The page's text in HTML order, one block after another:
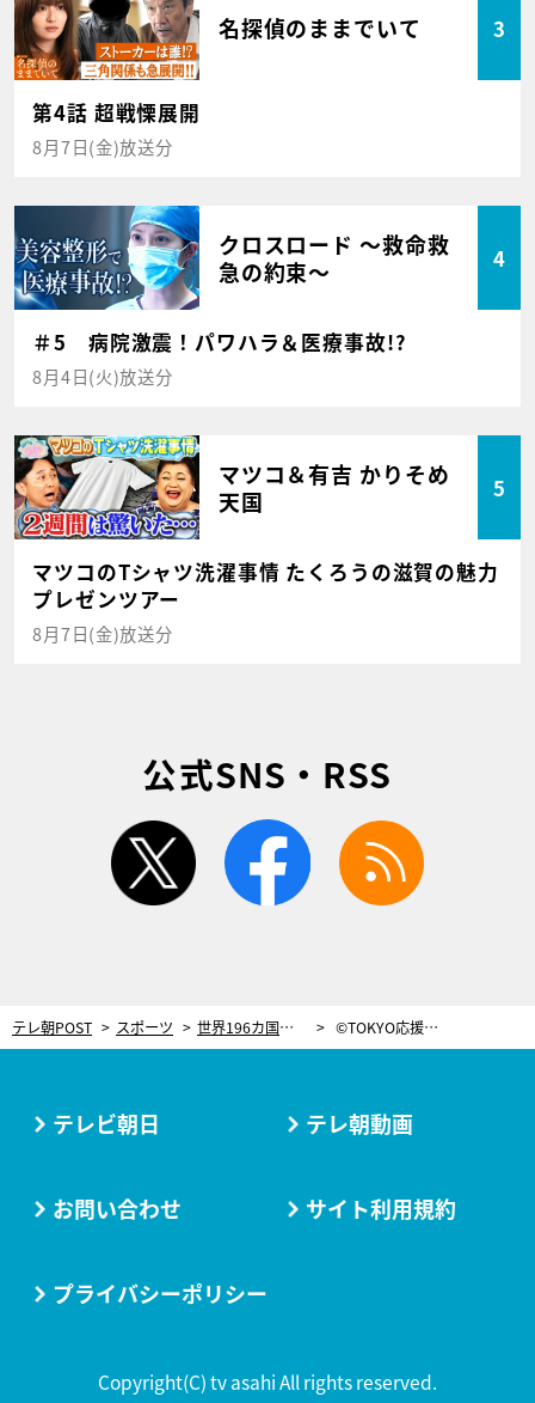
名探偵のままでいて 3
第4話 超戦慄展開
8月7日(金)放送分
クロスロード ～救命救
急の約束～
4
＃5 病院激震！パワハラ＆医療事故!?
8月4日(火)放送分
マツコ＆有吉 かりそめ
天国
5
マツコのTシャツ洗濯事情 たくろうの滋賀の魅力
プレゼンツアー
8月7日(金)放送分
公式SNS・RSS
twitter facebook
テレ朝POST スポーツ 世界196カ国の着物、東京五輪開会式で披露へ 「各国のプラカード持つ人に着てほしい」 ©TOKYO応援宣言
テレビ朝日 テレ朝動画
お問い合わせ サイト利用規約
プライバシーポリシー
Copyright(C) tv asahi All rights reserved.